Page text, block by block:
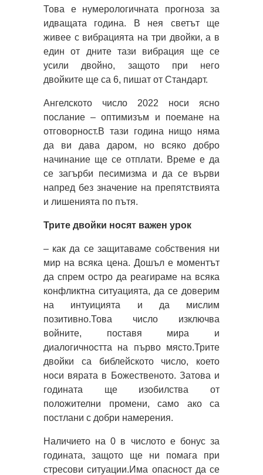
Това е нумерологичната прогноза за
идващата година. В нея светът ще
живее с вибрацията на три двойки, а в
един от дните тази вибрация ще се
усили двойно, защото при него
двойките ще са 6, пишат от Стандарт.
Ангелското число 2022 носи ясно
послание – оптимизъм и поемане на
отговорност.В тази година нищо няма
да ви дава даром, но всяко добро
начинание ще се отплати. Време е да
се загърби песимизма и да се върви
напред без значение на препятствията
и лишенията по пътя.
Трите двойки носят важен урок
– как да се защитаваме собствения ни
мир на всяка цена. Дошъл е моментът
да спрем остро да реагираме на всяка
конфликтна ситуацията, да се доверим
на интуицията и да мислим
позитивно.Това число изключва
войните, поставя мира и
диалогичността на първо място.Трите
двойки са библейското число, което
носи вярата в Божественото. Затова и
годината ще изобилства от
положителни промени, само ако са
постлани с добри намерения.
Наличието на 0 в числото е бонус за
годината, защото ще ни помага при
стресови ситуации.Има опасност да се